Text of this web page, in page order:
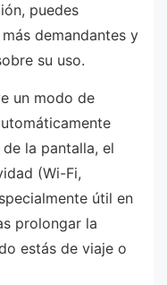
puedes
demandantes y
su uso.
un modo de
la pantalla, el
(Wi-Fi,
útil en
prolongar la
estás de viaje o